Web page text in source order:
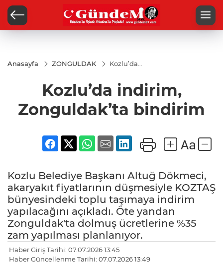
Anasayfa ZONGULDAK
Kozlu’da
bindirim
Kozlu’da indirim,
Zonguldak’ta bindirim
Kozlu Belediye Başkanı Altuğ Dökmeci,
akaryakıt fiyatlarının düşmesiyle KOZTAŞ
bünyesindeki toplu taşımaya indirim
yapılacağını açıkladı. Öte yandan
Zonguldak'ta dolmuş ücretlerine %35
zam yapılması planlanıyor.
Haber Giriş Tarihi: 07.07.2026 13:45
Haber Güncellenme Tarihi: 07.07.2026 13:49